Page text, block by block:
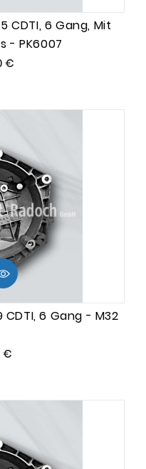
CDTI, 6 Gang, Mit
- PK6007
€Preis
CDTI, 6 Gang - M32
€Preis